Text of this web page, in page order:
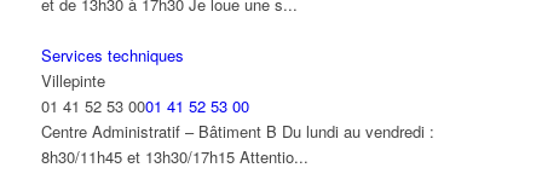
Services techniques
Villepinte
01 41 52 53 0001 41 52 53 00
Centre Administratif – Bâtiment B Du lundi au vendredi :
8h30/11h45 et 13h30/17h15 Attentio...